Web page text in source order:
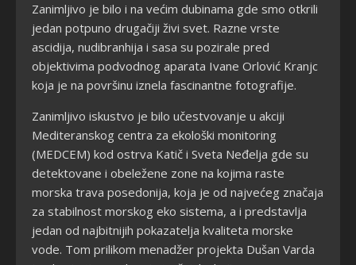
Zanimljivo je bilo i na većim dubinama gde smo otkrili
jedan potpuno drugačiji živi svet. Razne vrste
ascidija, nudibranhija i sasa su pozirale pred
objektivima podvodnog aparata Ivane Orlović Kranjc
koja je na površinu iznela fascinantne fotografije.
Zanimljivo iskustvo je bilo učestvovanje u akciji
Mediteranskog centra za ekološki monitoring
(MEDCEM) kod ostrva Katič i Sveta Neđelja gde su
detektovane i obeležene zone na kojima raste
morska trava posedonija, koja je od najvećeg značaja
za stabilnost morskog eko sistema, a i predstavlja
jedan od najbitnijih pokazatelja kvaliteta morske
vode. Tom prilikom menadžer projekta Dušan Varda